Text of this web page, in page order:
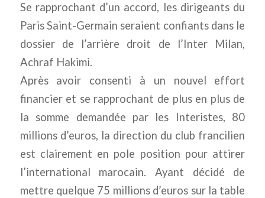
Se rapprochant d’un accord, les dirigeants du
Paris Saint-Germain seraient confiants dans le
dossier de l’arrière droit de l’Inter Milan,
Achraf Hakimi.
Après avoir consenti à un nouvel effort
financier et se rapprochant de plus en plus de
la somme demandée par les Interistes, 80
millions d’euros, la direction du club francilien
est clairement en pole position pour attirer
l’international marocain. Ayant décidé de
mettre quelque 75 millions d’euros sur la table